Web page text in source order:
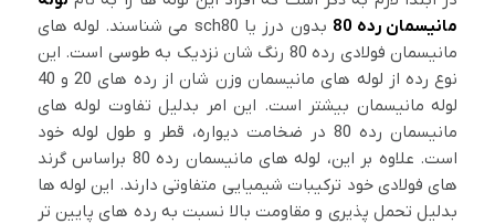
مانیسمان رده 80
بدون درز یا sch80 می شناسند. لوله های
مانیسمان فولادی رده 80 رنگ شان نزدیک به طوسی است. این
نوع رده از لوله های مانیسمان وزن شان از رده های 20 و 40
لوله مانیسمان بیشتر است. این امر بدلیل تفاوت لوله های
مانیسمان رده 80 در ضخامت دیواره، قطر و طول لوله خود
است. علاوه بر این، لوله های مانیسمان رده 80 براساس گرند
های فولادی خود ترکیبات شیمیایی متفاوتی دارند. این لوله ها
بدلیل تحمل پذیری و مقاومت بالا نسبت به رده های پایین تر